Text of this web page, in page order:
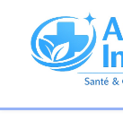
contenu